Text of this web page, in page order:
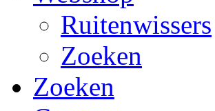
Ruitenwissers
Zoeken
Zoeken